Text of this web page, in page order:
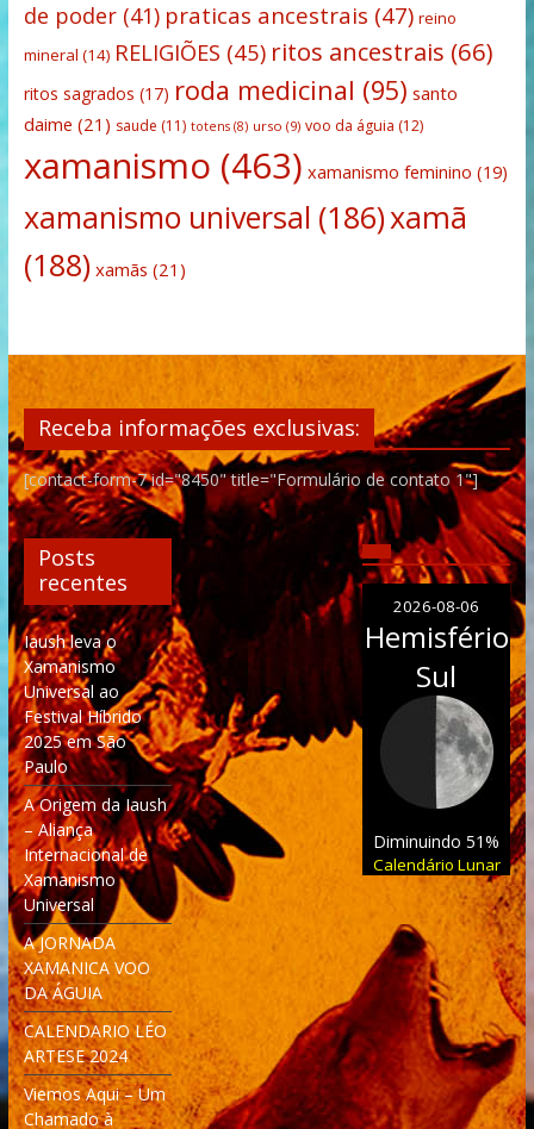
de poder(41) praticas ancestrais (47) reino
mineral (14) RELIGIÕES (45) ritos ancestrais (66)
ritos sagrados (17) roda medicinal (95) santo
daime (21) saude (11) totens(8) urso (9) voo da águia (12)
xamanismo (463) xamanismo feminino (19)
xamanismo universal (186)xamã
(188) xamãs (21)
Receba informações exclusivas:
[contact-form-7 id="8450" title="Formulário de contato 1"]
Posts
recentes
Iaush leva o
Xamanismo
Universal ao
Festival Híbrido
2025 em São
Paulo
A Origem da Iaush
– Aliança
Internacional de
Xamanismo
Universal
A JORNADA
XAMANICA VOO
DA ÁGUIA
CALENDARIO LÉO
ARTESE 2024
Viemos Aqui – Um
Chamado à
2026-08-06
Hemisfério
Sul
Diminuindo 51%
Calendário Lunar